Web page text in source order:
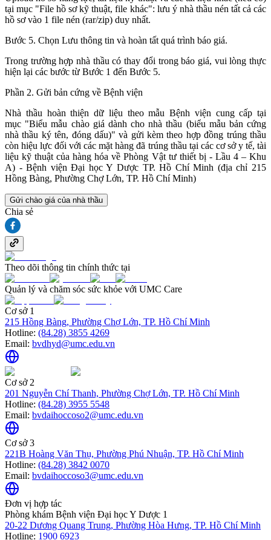
tại mục "File hồ sơ kỹ thuật, file khác": lưu ý nhà thầu nén tất cả các
hồ sơ vào 1 file nén (rar/zip) duy nhất.
Bước 5. Chọn Lưu thông tin và hoàn tất quá trình báo giá.
Trong trường hợp nhà thầu có thay đổi trong báo giá, vui lòng thực
hiện lại các bước từ Bước 1 đến Bước 5.
Phần 2. Gửi bản cứng về Bệnh viện
Nhà thầu hoàn thiện dữ liệu theo mẫu Bệnh viện cung cấp tại
mục "Biểu mẫu chào giá dành cho nhà thầu (biểu mẫu bản cứng
nhà thầu ký tên, đóng dấu)" và gửi kèm theo hợp đồng trúng thầu
còn hiệu lực đối với các mặt hàng đã trúng thầu tại các cơ sở y tế, tài
liệu kỹ thuật của hàng hóa về Phòng Vật tư thiết bị - Lầu 4 – Khu
A) - Bệnh viện Đại học Y Dược TP. Hồ Chí Minh (địa chỉ 215
Hồng Bàng, Phường Chợ Lớn, TP. Hồ Chí Minh)
Gửi chào giá của nhà thầu
Chia sẻ
Theo dõi thông tin chính thức tại
Quản lý và chăm sóc sức khỏe với UMC Care
Cơ sở 1
215 Hồng Bàng, Phường Chợ Lớn, TP. Hồ Chí Minh
Hotline: (84.28) 3855 4269
Email: bvdhyd@umc.edu.vn
Cơ sở 2
201 Nguyễn Chí Thanh, Phường Chợ Lớn, TP. Hồ Chí Minh
Hotline: (84.28) 3955 5548
Email: bvdaihoccoso2@umc.edu.vn
Cơ sở 3
221B Hoàng Văn Thụ, Phường Phú Nhuận, TP. Hồ Chí Minh
Hotline: (84.28) 3842 0070
Email: bvdaihoccoso3@umc.edu.vn
Đơn vị hợp tác
Phòng khám Bệnh viện Đại học Y Dược 1
20-22 Dương Quang Trung, Phường Hòa Hưng, TP. Hồ Chí Minh
Hotline: 1900 6923